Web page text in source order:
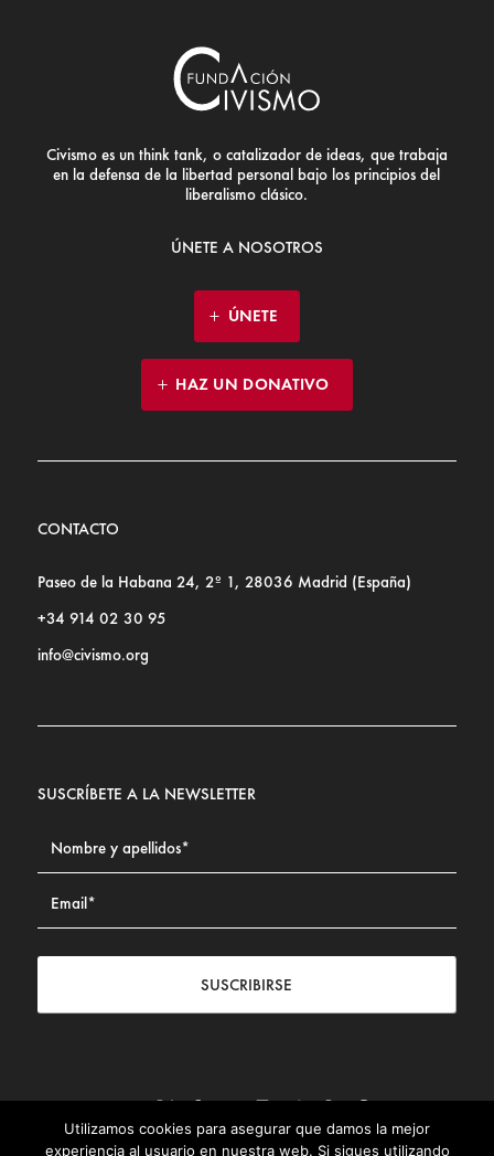
Civismo es un think tank, o catalizador de ideas, que trabaja
en la defensa de la libertad personal bajo los principios del
liberalismo clásico.
ÚNETE A NOSOTROS
ÚNETE
HAZ UN DONATIVO
CONTACTO
Paseo de la Habana 24, 2º 1, 28036 Madrid (España)
+34 914 02 30 95
info@civismo.org
SUSCRÍBETE A LA NEWSLETTER
SUSCRIBIRSE
Contacto | Aviso legal | Política de privacidad | Política de
Utilizamos cookies para asegurar que damos la mejor
experiencia al usuario en nuestra web. Si sigues utilizando